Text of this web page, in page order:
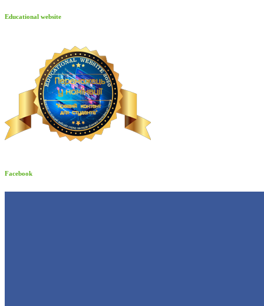
Educational website
Facebook